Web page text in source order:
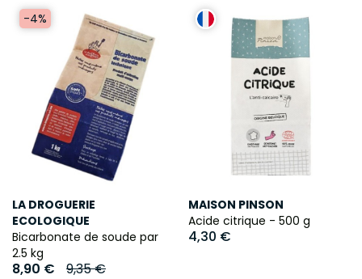
-4%
LA DROGUERIE
ECOLOGIQUE
Bicarbonate de soude par
2.5 kg
8,90 € 9,35 €
MAISON PINSON
Acide citrique - 500 g
4,30 €